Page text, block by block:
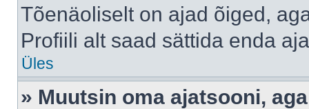
Tõenäoliselt on ajad õiged,
Profiili alt saad sättida enda
Üles
» Muutsin oma ajatsooni,